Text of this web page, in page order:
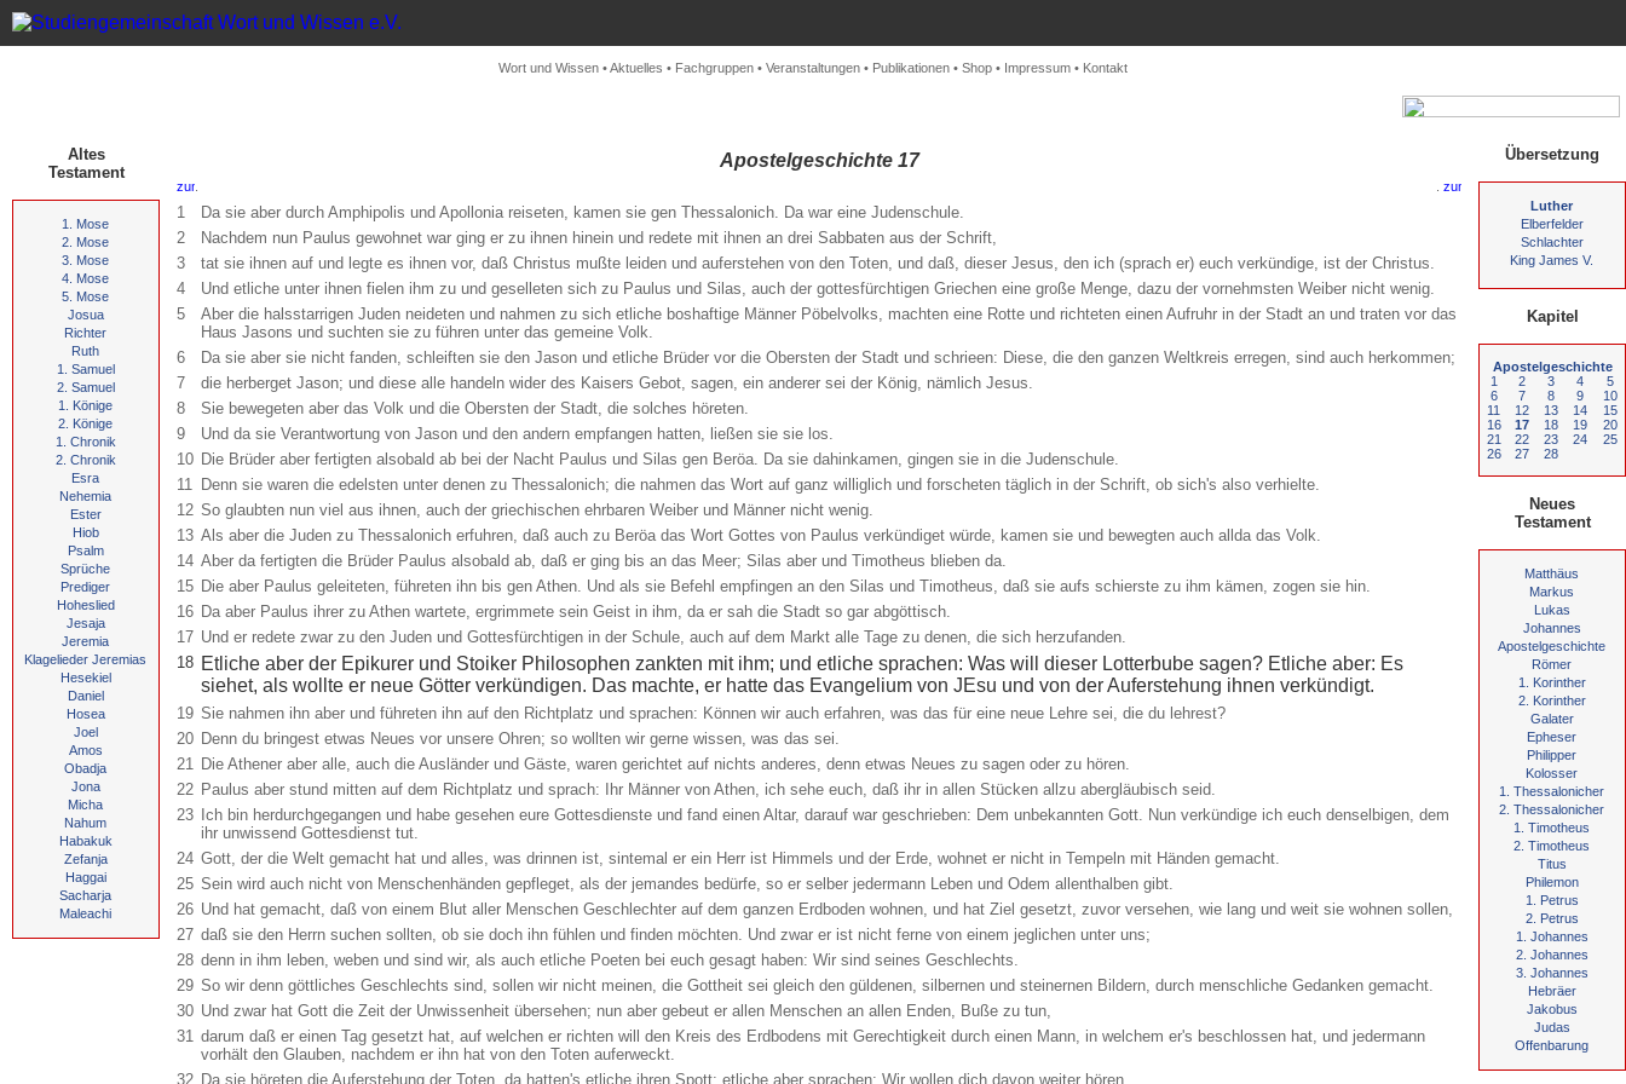
Wort und Wissen •Aktuelles • Fachgruppen • Veranstaltungen • Publikationen • Shop • Impressum • Kontakt
Altes
Testament
1. Mose
2. Mose
3. Mose
4. Mose
5. Mose
Josua
Richter
Ruth
1. Samuel
2. Samuel
1. Könige
2. Könige
1. Chronik
2. Chronik
Esra
Nehemia
Ester
Hiob
Psalm
Sprüche
Prediger
Hoheslied
Jesaja
Jeremia
Klagelieder Jeremias
Hesekiel
Daniel
Hosea
Joel
Amos
Obadja
Jona
Micha
Nahum
Habakuk
Zefanja
Haggai
Sacharja
Maleachi
Apostelgeschichte 17
1
Da sie aber durch Amphipolis und Apollonia reiseten, kamen sie gen Thessalonich. Da war eine Judenschule.
2
Nachdem nun Paulus gewohnet war ging er zu ihnen hinein und redete mit ihnen an drei Sabbaten aus der Schrift,
3
tat sie ihnen auf und legte es ihnen vor, daß Christus mußte leiden und auferstehen von den Toten, und daß, dieser Jesus, den ich (sprach er) euch verkündige, ist der Christus.
4
Und etliche unter ihnen fielen ihm zu und geselleten sich zu Paulus und Silas, auch der gottesfürchtigen Griechen eine große Menge, dazu der vornehmsten Weiber nicht wenig.
5
Aber die halsstarrigen Juden neideten und nahmen zu sich etliche boshaftige Männer Pöbelvolks, machten eine Rotte und richteten einen Aufruhr in der Stadt an und traten vor das
Haus Jasons und suchten sie zu führen unter das gemeine Volk.
6
Da sie aber sie nicht fanden, schleiften sie den Jason und etliche Brüder vor die Obersten der Stadt und schrieen: Diese, die den ganzen Weltkreis erregen, sind auch herkommen;
7
die herberget Jason; und diese alle handeln wider des Kaisers Gebot, sagen, ein anderer sei der König, nämlich Jesus.
8
Sie bewegeten aber das Volk und die Obersten der Stadt, die solches höreten.
9
Und da sie Verantwortung von Jason und den andern empfangen hatten, ließen sie sie los.
10 Die Brüder aber fertigten alsobald ab bei der Nacht Paulus und Silas gen Beröa. Da sie dahinkamen, gingen sie in die Judenschule.
11 Denn sie waren die edelsten unter denen zu Thessalonich; die nahmen das Wort auf ganz williglich und forscheten täglich in der Schrift, ob sich's also verhielte.
12 So glaubten nun viel aus ihnen, auch der griechischen ehrbaren Weiber und Männer nicht wenig.
13 Als aber die Juden zu Thessalonich erfuhren, daß auch zu Beröa das Wort Gottes von Paulus verkündiget würde, kamen sie und bewegten auch allda das Volk.
14 Aber da fertigten die Brüder Paulus alsobald ab, daß er ging bis an das Meer; Silas aber und Timotheus blieben da.
15 Die aber Paulus geleiteten, führeten ihn bis gen Athen. Und als sie Befehl empfingen an den Silas und Timotheus, daß sie aufs schierste zu ihm kämen, zogen sie hin.
16 Da aber Paulus ihrer zu Athen wartete, ergrimmete sein Geist in ihm, da er sah die Stadt so gar abgöttisch.
17 Und er redete zwar zu den Juden und Gottesfürchtigen in der Schule, auch auf dem Markt alle Tage zu denen, die sich herzufanden.
18 Etliche aber der Epikurer und Stoiker Philosophen zankten mit ihm; und etliche sprachen: Was will dieser Lotterbube sagen? Etliche aber: Es
siehet, als wollte er neue Götter verkündigen. Das machte, er hatte das Evangelium von JEsu und von der Auferstehung ihnen verkündigt.
19 Sie nahmen ihn aber und führeten ihn auf den Richtplatz und sprachen: Können wir auch erfahren, was das für eine neue Lehre sei, die du lehrest?
20 Denn du bringest etwas Neues vor unsere Ohren; so wollten wir gerne wissen, was das sei.
21 Die Athener aber alle, auch die Ausländer und Gäste, waren gerichtet auf nichts anderes, denn etwas Neues zu sagen oder zu hören.
22 Paulus aber stund mitten auf dem Richtplatz und sprach: Ihr Männer von Athen, ich sehe euch, daß ihr in allen Stücken allzu abergläubisch seid.
23
Ich bin herdurchgegangen und habe gesehen eure Gottesdienste und fand einen Altar, darauf war geschrieben: Dem unbekannten Gott. Nun verkündige ich euch denselbigen, dem
ihr unwissend Gottesdienst tut.
24 Gott, der die Welt gemacht hat und alles, was drinnen ist, sintemal er ein Herr ist Himmels und der Erde, wohnet er nicht in Tempeln mit Händen gemacht.
25 Sein wird auch nicht von Menschenhänden gepfleget, als der jemandes bedürfe, so er selber jedermann Leben und Odem allenthalben gibt.
26 Und hat gemacht, daß von einem Blut aller Menschen Geschlechter auf dem ganzen Erdboden wohnen, und hat Ziel gesetzt, zuvor versehen, wie lang und weit sie wohnen sollen,
27 daß sie den Herrn suchen sollten, ob sie doch ihn fühlen und finden möchten. Und zwar er ist nicht ferne von einem jeglichen unter uns;
28 denn in ihm leben, weben und sind wir, als auch etliche Poeten bei euch gesagt haben: Wir sind seines Geschlechts.
29 So wir denn göttliches Geschlechts sind, sollen wir nicht meinen, die Gottheit sei gleich den güldenen, silbernen und steinernen Bildern, durch menschliche Gedanken gemacht.
30 Und zwar hat Gott die Zeit der Unwissenheit übersehen; nun aber gebeut er allen Menschen an allen Enden, Buße zu tun,
31 darum daß er einen Tag gesetzt hat, auf welchen er richten will den Kreis des Erdbodens mit Gerechtigkeit durch einen Mann, in welchem er's beschlossen hat, und jedermann
vorhält den Glauben, nachdem er ihn hat von den Toten auferweckt.
32 Da sie höreten die Auferstehung der Toten, da hatten's etliche ihren Spott; etliche aber sprachen: Wir wollen dich davon weiter hören.
Übersetzung
Luther
Elberfelder
Schlachter
King James V.
Kapitel
Apostelgeschichte
1
2 3 4
5
6
7 8 9
10
11
12 13 14
15
16
17 18 19
20
21
22 23 24
25
26
27 28
Neues
Testament
Matthäus
Markus
Lukas
Johannes
Apostelgeschichte
Römer
1. Korinther
2. Korinther
Galater
Epheser
Philipper
Kolosser
1. Thessalonicher
2. Thessalonicher
1. Timotheus
2. Timotheus
Titus
Philemon
1. Petrus
2. Petrus
1. Johannes
2. Johannes
3. Johannes
Hebräer
Jakobus
Judas
Offenbarung